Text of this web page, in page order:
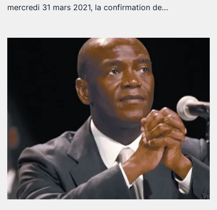
mercredi 31 mars 2021, la confirmation de…